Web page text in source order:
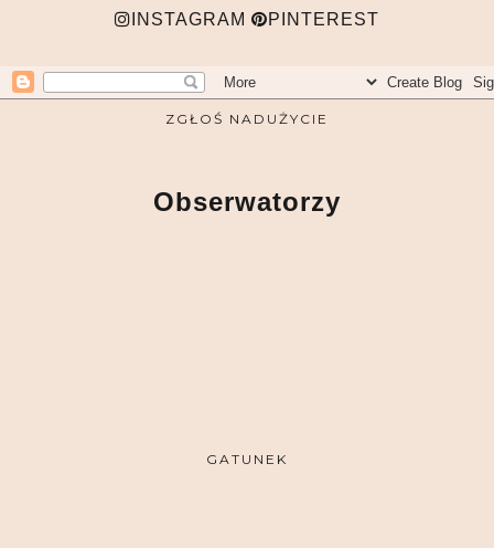
INSTAGRAM PINTEREST
ZGŁOŚ NADUŻYCIE
Obserwatorzy
GATUNEK